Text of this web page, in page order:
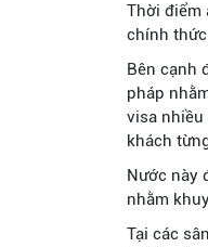
Thời điểm
chính thức
Bên cạnh
pháp
visa nhiều
khách
Nước này
nhằm
Tại các